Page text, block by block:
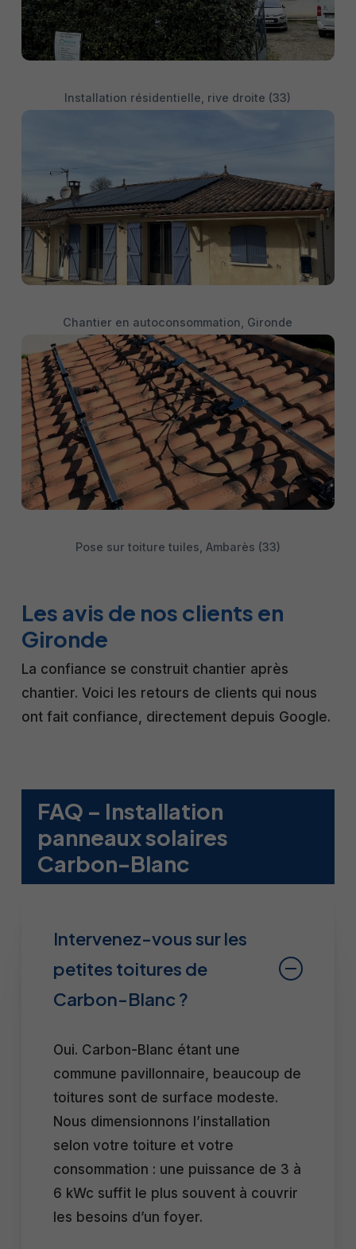
Installation résidentielle, rive droite (33)
Chantier en autoconsommation, Gironde
Pose sur toiture tuiles, Ambarès (33)
Les avis de nos clients en
Gironde
La confiance se construit chantier après
chantier. Voici les retours de clients qui nous
ont fait confiance, directement depuis Google.
FAQ – Installation
panneaux solaires
Carbon-Blanc
Intervenez-vous sur les
petites toitures de
Carbon-Blanc ?
Oui. Carbon-Blanc étant une
commune pavillonnaire, beaucoup de
toitures sont de surface modeste.
Nous dimensionnons l’installation
selon votre toiture et votre
consommation : une puissance de 3 à
6 kWc suffit le plus souvent à couvrir
les besoins d’un foyer.